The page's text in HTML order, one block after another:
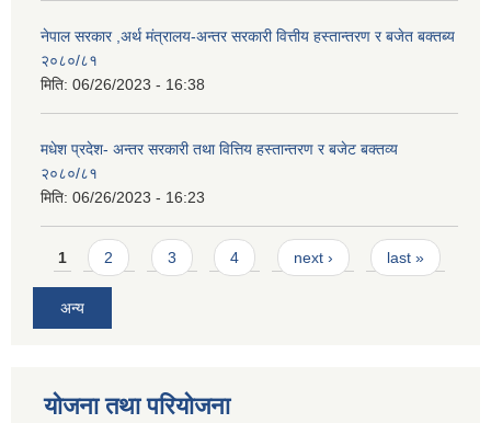
नेपाल सरकार ,अर्थ मंत्रालय-अन्तर सरकारी वित्तीय हस्तान्तरण र बजेत बक्तब्य
२०८०/८१
मिति: 06/26/2023 - 16:38
मधेश प्रदेश- अन्तर सरकारी तथा वित्तिय हस्तान्तरण र बजेट बक्तव्य
२०८०/८१
मिति: 06/26/2023 - 16:23
Pages
1 2 3 4 next › last »
अन्य
योजना तथा परियोजना